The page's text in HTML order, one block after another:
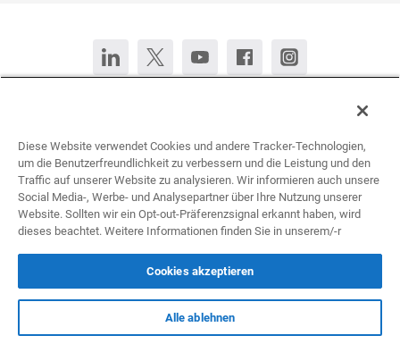
English (United States) Español Français Português
All rights reserved © 2026 Infogram.
Nutzungsbedingungen&Datenschutz
Infogram Support Centre
Diese Website verwendet Cookies und andere Tracker-Technologien,
um die Benutzerfreundlichkeit zu verbessern und die Leistung und den
Traffic auf unserer Website zu analysieren. Wir informieren auch unsere
Social Media-, Werbe- und Analysepartner über Ihre Nutzung unserer
Website. Sollten wir ein Opt-out-Präferenzsignal erkannt haben, wird
dieses beachtet. Weitere Informationen finden Sie in unserem/-r
Cookies akzeptieren
Alle ablehnen